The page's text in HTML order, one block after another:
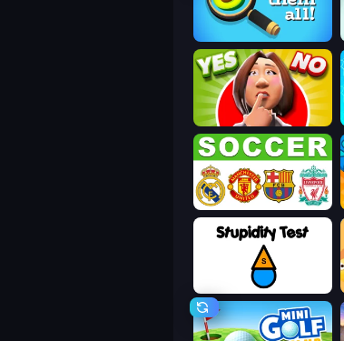
Find Them All!
Yes or No Challenge
European Football Quiz
Stupidity Test